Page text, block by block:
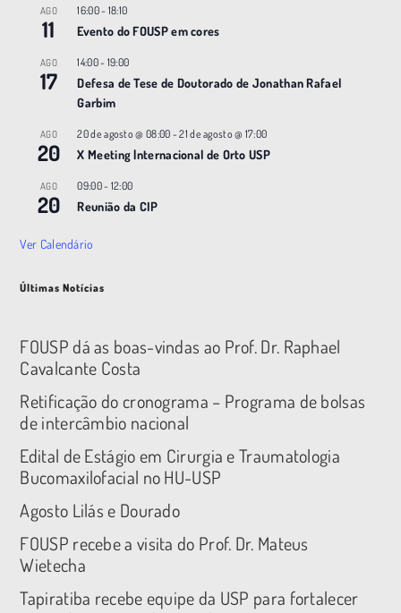
AGO
11
16:00- 18:10
Evento do FOUSP em cores
AGO
17
14:00- 19:00
Defesa de Tese de Doutorado de Jonathan Rafael
Garbim
AGO
20
20 de agosto @ 08:00 -21 de agosto @ 17:00
X Meeting |nternacional de Orto USP
AGO
20
09:00- 12:00
Reunião da CIP
Ver Calendário
Últimas Notícias
FOUSP dá as boas-vindas ao Prof. Dr. Raphael
Cavalcante Costa
Retificação do cronograma – Programa de bolsas
de intercâmbio nacional
Edital de Estágio em Cirurgia e Traumatologia
Bucomaxilofacial no HU-USP
Agosto Lilás e Dourado
FOUSP recebe a visita do Prof. Dr. Mateus
Wietecha
Tapiratiba recebe equipe da USP para fortalecer